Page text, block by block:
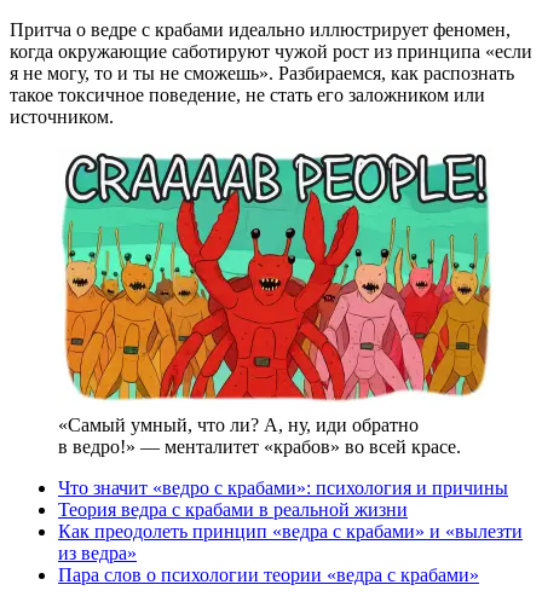
Притча о ведре с крабами идеально иллюстрирует феномен,
когда окружающие саботируют чужой рост из принципа «если
я не могу, то и ты не сможешь». Разбираемся, как распознать
такое токсичное поведение, не стать его заложником или
источником.
«Самый умный, что ли? А, ну, иди обратно
в ведро!» — менталитет «крабов» во всей красе.
Что значит «ведро с крабами»: психология и причины
Теория ведра с крабами в реальной жизни
Как преодолеть принцип «ведра с крабами» и «вылезти
из ведра»
Пара слов о психологии теории «ведра с крабами»